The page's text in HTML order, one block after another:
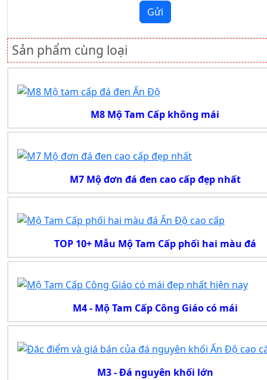
Gửi
Sản phẩm cùng loại
M8 Mộ Tam Cấp không mái
M7 Mộ đơn đá đen cao cấp đẹp nhất
TOP 10+ Mẫu Mộ Tam Cấp phối hai màu đá
M4 - Mộ Tam Cấp Công Giáo có mái
M3 - Đá nguyên khối lớn